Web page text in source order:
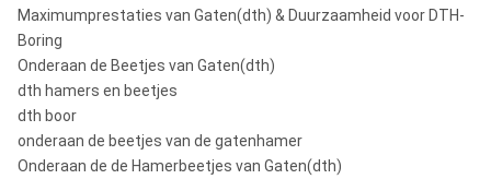
Maximumprestaties van Gaten(dth) & Duurzaamheid voor DTH-
Boring
Onderaan de Beetjes van Gaten(dth)
dth hamers en beetjes
dth boor
onderaan de beetjes van de gatenhamer
Onderaan de de Hamerbeetjes van Gaten(dth)